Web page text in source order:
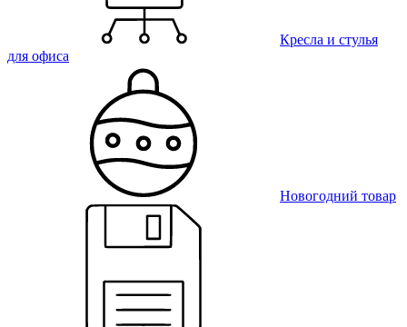
Кресла и стулья
для офиса
Новогодний товар